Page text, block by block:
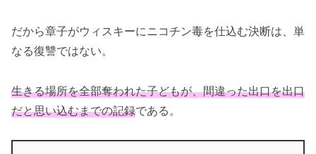
だから章子がウィスキーにニコチン毒を仕込む決断は、単
なる復讐ではない。
生きる場所を全部奪われた子どもが、間違った出口を出口
だと思い込むまでの記録である。